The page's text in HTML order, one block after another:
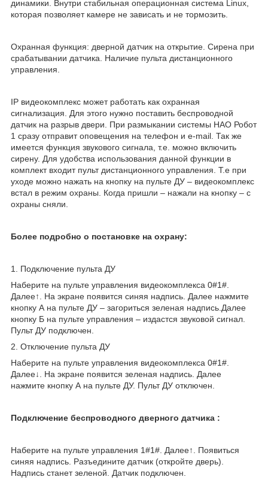
динамики. Внутри стабильная операционная система Linux,
которая позволяет камере не зависать и не тормозить.
Охранная функция: дверной датчик на открытие. Сирена при
срабатывании датчика. Наличие пульта дистанционного
управления.
IP видеокомплекс может работать как охранная
сигнализация. Для этого нужно поставить беспроводной
датчик на разрыв двери. При размыкании системы НАО Робот
1 сразу отправит оповещения на телефон и e-mail. Так же
имеется функция звукового сигнала, т.е. можно включить
сирену. Для удобства использования данной функции в
комплект входит пульт дистанционного управления. Т.е при
уходе можно нажать на кнопку на пульте ДУ – видеокомплекс
встал в режим охраны. Когда пришли – нажали на кнопку – с
охраны сняли.
Более подробно о постановке на охрану:
1. Подключение пульта ДУ
Наберите на пульте управления видеокомплекса 0#1#.
Далее↑. На экране появится синяя надпись. Далее нажмите
кнопку А на пульте ДУ – загориться зеленая надпись.Далее
кнопку Б на пульте управления – издастся звуковой сигнал.
Пульт ДУ подключен.
2. Отключение пульта ДУ
Наберите на пульте управления видеокомплекса 0#1#.
Далее↓. На экране появится зеленая надпись. Далее
нажмите кнопку А на пульте ДУ. Пульт ДУ отключен.
Подключение беспроводного дверного датчика :
Наберите на пульте управления 1#1#. Далее↑. Появиться
синяя надпись. Разъедините датчик (откройте дверь).
Надпись станет зеленой. Датчик подключен.